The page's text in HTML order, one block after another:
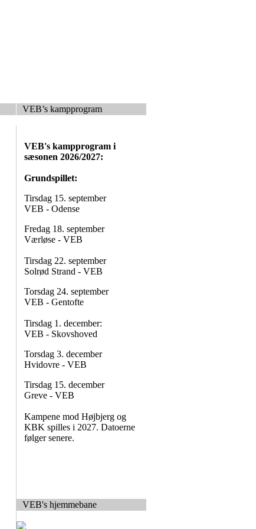
VEB’s kampprogram
VEB's kampprogram i
sæsonen 2026/2027:
Grundspillet:
Tirsdag 15. september
VEB - Odense
Fredag 18. september
Værløse - VEB
Tirsdag 22. september
Solrød Strand - VEB
Torsdag 24. september
VEB - Gentofte
Tirsdag 1. december:
VEB - Skovshoved
Torsdag 3. december
Hvidovre - VEB
Tirsdag 15. december
Greve - VEB
Kampene mod Højbjerg og
KBK spilles i 2027. Datoerne
følger senere.
VEB's hjemmebane